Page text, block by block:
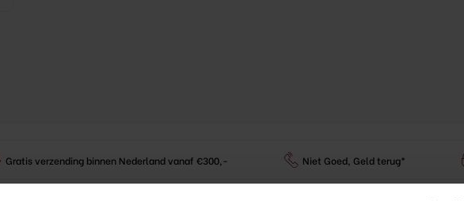
Gratis verzending binnen Nederland vanaf €300,- Niet Goed, Geld terug*